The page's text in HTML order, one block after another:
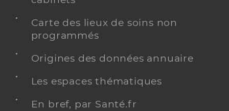
Carte des lieux de soins non
programmés
Origines des données annuaire
Les espaces thématiques
En bref, par Santé.fr